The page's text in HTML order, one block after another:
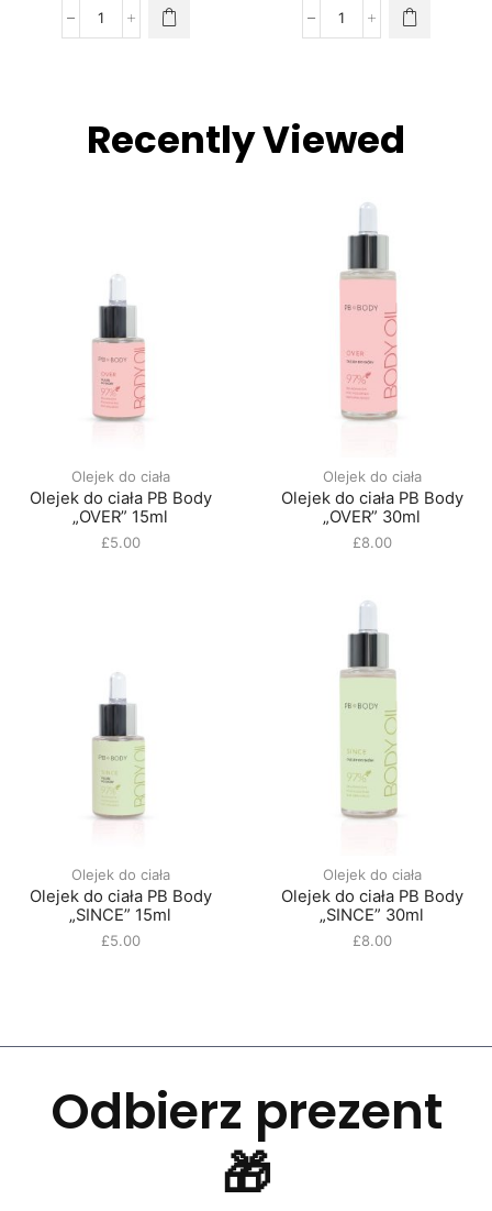
Recently Viewed
Olejek do ciała
Olejek do ciała PB Body
„OVER” 15ml
£5.00
Olejek do ciała
Olejek do ciała PB Body
„OVER” 30ml
£8.00
Olejek do ciała
Olejek do ciała PB Body
„SINCE” 15ml
£5.00
Olejek do ciała
Olejek do ciała PB Body
„SINCE” 30ml
£8.00
Odbierz prezent
🎁